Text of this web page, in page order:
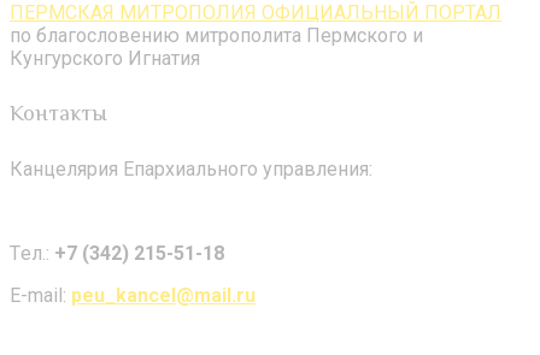
ПЕРМСКАЯ МИТРОПОЛИЯ ОФИЦИАЛЬНЫЙ ПОРТАЛ
по благословению митрополита Пермского и
Кунгурского Игнатия
Контакты
Канцелярия Епархиального управления:
Tел.: +7 (342) 215-51-18
E-mail: peu_kancel@mail.ru